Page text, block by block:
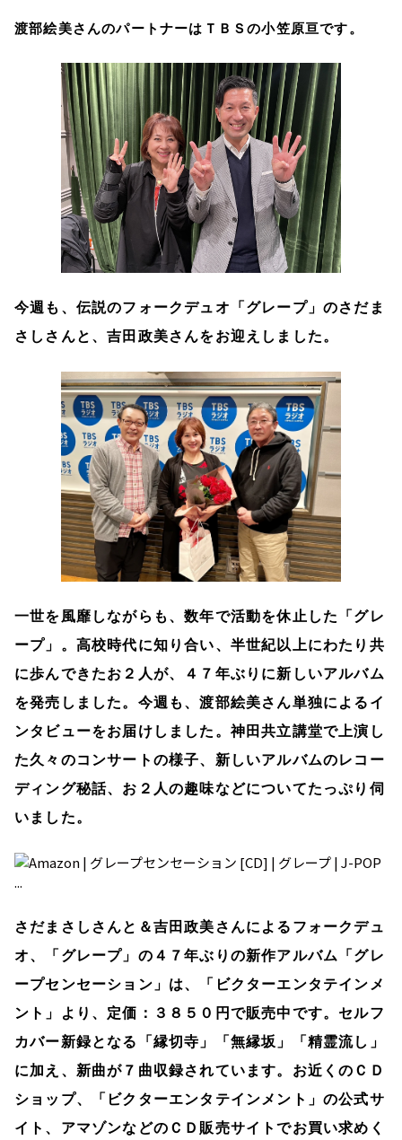
渡部絵美さんのパートナーはＴＢＳの小笠原亘です。
今週も、伝説のフォークデュオ「グレープ」のさだま
さしさんと、吉田政美さんをお迎えしました。
一世を風靡しながらも、数年で活動を休止した「グレ
ープ」。高校時代に知り合い、半世紀以上にわたり共
に歩んできたお２人が、４７年ぶりに新しいアルバム
を発売しました。今週も、渡部絵美さん単独によるイ
ンタビューをお届けしました。神田共立講堂で上演し
た久々のコンサートの様子、新しいアルバムのレコー
ディング秘話、お２人の趣味などについてたっぷり伺
いました。
さだまさしさんと＆吉田政美さんによるフォークデュ
オ、「グレープ」の４７年ぶりの新作アルバム「グレ
ープセンセーション」は、「ビクターエンタテインメ
ント」より、定価：３８５０円で販売中です。セルフ
カバー新録となる「縁切寺」「無縁坂」「精霊流し」
に加え、新曲が７曲収録されています。お近くのＣＤ
ショップ、「ビクターエンタテインメント」の公式サ
イト、アマゾンなどのＣＤ販売サイトでお買い求めく